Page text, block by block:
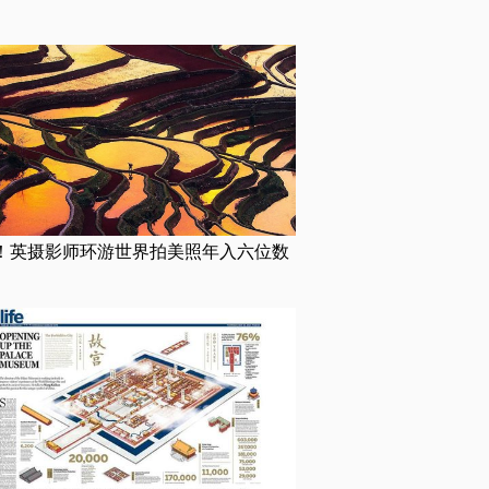
英摄影师环游世界拍美照年入六位数